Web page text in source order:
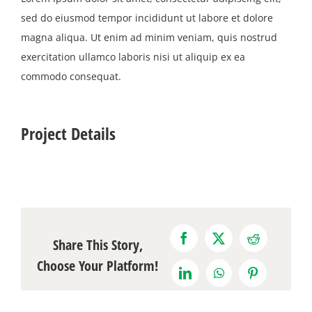
sed do eiusmod tempor incididunt ut labore et dolore
magna aliqua. Ut enim ad minim veniam, quis nostrud
exercitation ullamco laboris nisi ut aliquip ex ea
commodo consequat.
Project Details
Share This Story,
Choose Your Platform!
Facebook
X Reddit
LinkedInWhatsAppPinterest